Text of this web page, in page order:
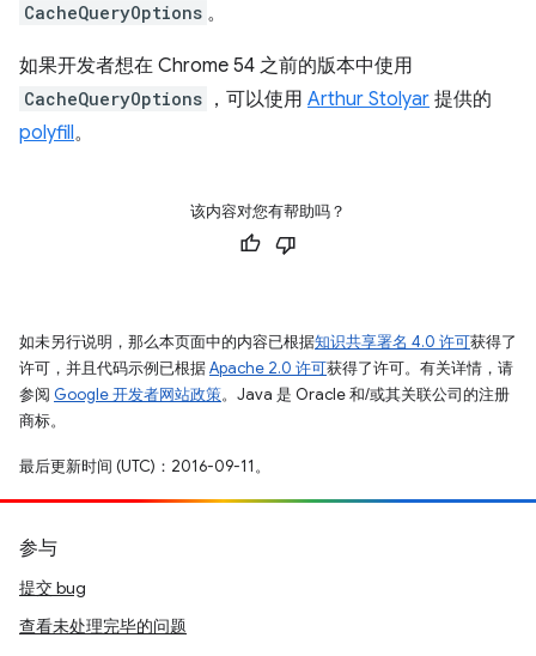
CacheQueryOptions 。
如果开发者想在 Chrome 54 之前的版本中使用
CacheQueryOptions ，可以使用 Arthur Stolyar 提供的
polyfill。
该内容对您有帮助吗？
如未另行说明，那么本页面中的内容已根据知识共享署名 4.0 许可获得了
许可，并且代码示例已根据Apache 2.0 许可获得了许可。有关详情，请
参阅 Google 开发者网站政策。Java 是 Oracle 和/或其关联公司的注册
商标。
最后更新时间 (UTC)：2016-09-11。
参与
提交 bug
查看未处理完毕的问题